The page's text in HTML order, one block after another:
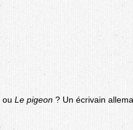
ou Le pigeon ? Un écrivain